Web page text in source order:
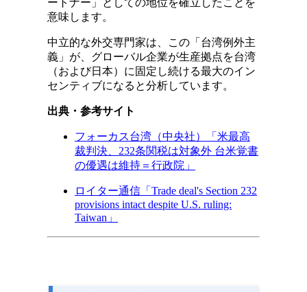
ートナー」としての地位を確立したことを
意味します。
中立的な外交専門家は、この「台湾例外主
義」が、グローバル企業が生産拠点を台湾
（および日本）に固定し続ける最大のイン
センティブになると分析しています。
出典・参考サイト
フォーカス台湾（中央社）「米最高
裁判決、232条関税は対象外 台米覚書
の優遇は維持＝行政院」
ロイター通信「Trade deal's Section 232
provisions intact despite U.S. ruling:
Taiwan」